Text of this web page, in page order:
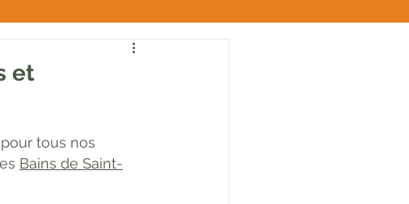
et
tous nos
Bains de Saint-